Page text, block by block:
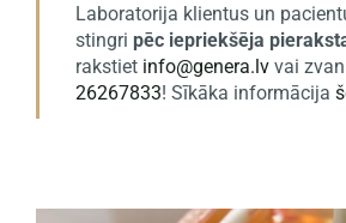
Laboratorija klientus un
stingri pēc iepriekšēja
rakstiet info@genera.lv vai
26267833! Sīkāka informācija